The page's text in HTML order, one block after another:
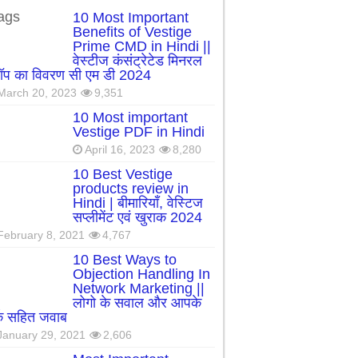
10 Most Important
Benefits of Vestige
Prime CMD in Hindi ||
वेस्टीज कंसंट्रेटेड मिनरल
का विवरण सी एम डी 2024
20, 2023 9,351
10 Most important
Vestige PDF in Hindi
April 16, 2023 8,280
10 Best Vestige
products review in
Hindi | बीमारियाँ, वेस्टिज
सप्लीमेंट एवं खुराक 2024
8, 2021 4,767
10 Best Ways to
Objection Handling In
Network Marketing ||
लोगो के सवाल और आपके
सहित जवाब
29, 2021 2,606